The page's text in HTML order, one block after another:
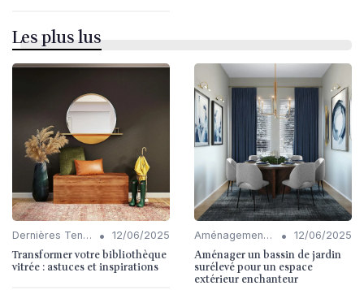
Les plus lus
Dernières Tendances en Décoration • 12/06/2025
Transformer votre bibliothèque
vitrée : astuces et inspirations
Aménagement de Jardins et Terrasses • 12/06/2025
Aménager un bassin de jardin
surélevé pour un espace
extérieur enchanteur